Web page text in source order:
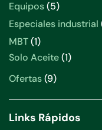
Equipos 55
productos
Especiales industrial
MBT 11
producto
Solo Aceite 11
Ofertas 99
Links Rápidos